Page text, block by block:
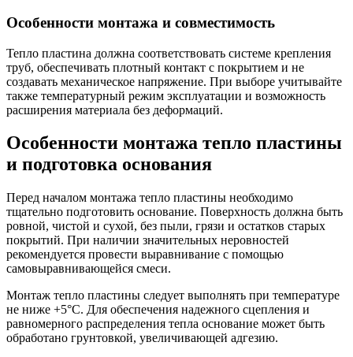
Особенности монтажа и совместимость
Тепло пластина должна соответствовать системе крепления
труб, обеспечивать плотный контакт с покрытием и не
создавать механическое напряжение. При выборе учитывайте
также температурный режим эксплуатации и возможность
расширения материала без деформаций.
Особенности монтажа тепло пластины
и подготовка основания
Перед началом монтажа тепло пластины необходимо
тщательно подготовить основание. Поверхность должна быть
ровной, чистой и сухой, без пыли, грязи и остатков старых
покрытий. При наличии значительных неровностей
рекомендуется провести выравнивание с помощью
самовыравнивающейся смеси.
Монтаж тепло пластины следует выполнять при температуре
не ниже +5°C. Для обеспечения надежного сцепления и
равномерного распределения тепла основание может быть
обработано грунтовкой, увеличивающей адгезию.